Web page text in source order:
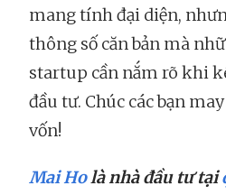
mang tính đại diện,
thông số căn bản mà
startup cần nắm rõ khi
đầu tư. Chúc các bạn
vốn!
Mai Holà nhà đầu tư tại